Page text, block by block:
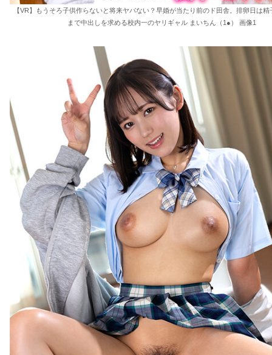
【VR】もうそろ子供作らないと将来ヤバない？早婚が当たり前のド田舎。排卵日は精
まで中出しを求める校内一のヤリギャル まいちん（1●） 画像1